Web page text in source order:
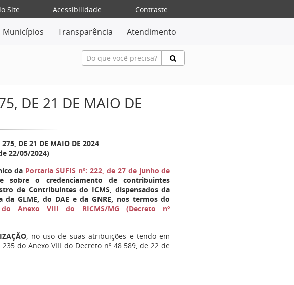
Site Acessibilidade
Contraste
Municípios Transparência Atendimento
DE 21 DE MAIO DE
275, DE 21 DE MAIO DE 2024
22/05/2024)
da Portaria SUFIS nº: 222, de 27 de junho de
sobre o credenciamento de contribuintes
de Contribuintes do ICMS, dispensados da
da GLME, do DAE e da GNRE, nos termos do
Anexo VIII do RICMS/MG (Decreto nº
, no uso de suas atribuições e tendo em
do Anexo VIII do Decreto nº 48.589, de 22 de